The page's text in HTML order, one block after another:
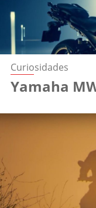
Curiosidades
Yamaha